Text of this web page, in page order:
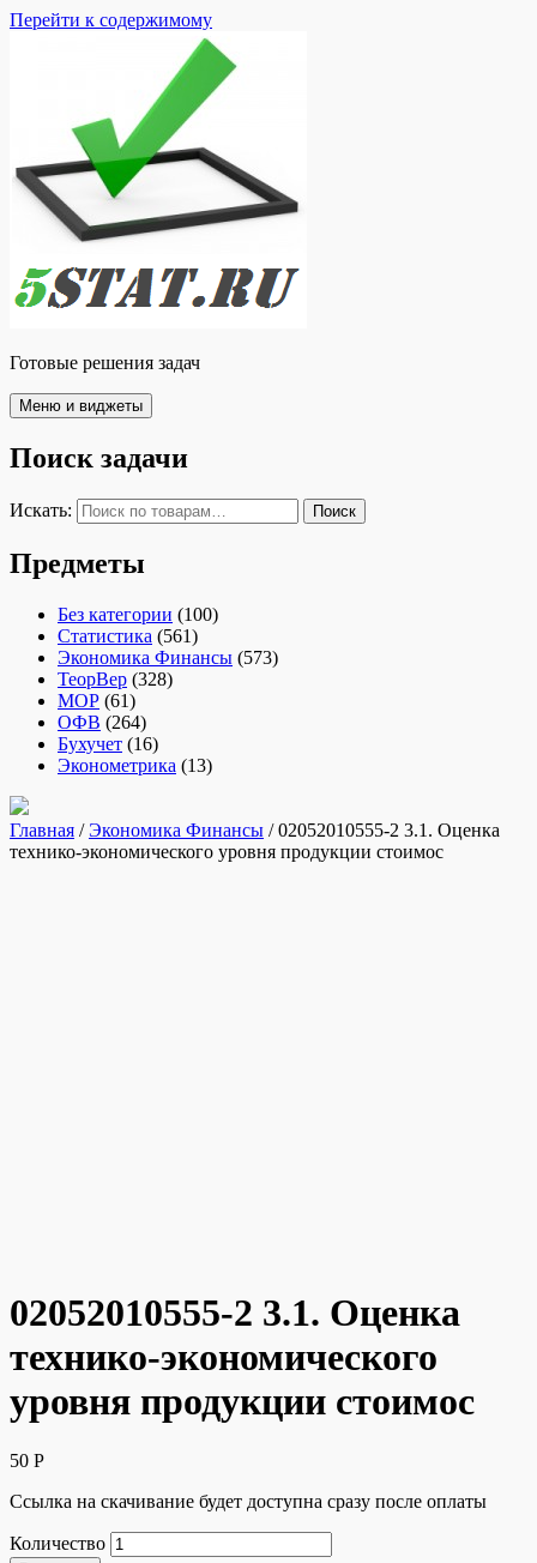
Перейти к содержимому
Готовые решения задач
Меню и виджеты
Поиск задачи
Искать: Поиск
Предметы
Без категории (100)
Статистика (561)
Экономика Финансы (573)
ТеорВер (328)
МОР (61)
ОФВ (264)
Бухучет (16)
Эконометрика (13)
Главная /Экономика Финансы / 02052010555-2 3.1. Оценка
технико-экономического уровня продукции стоимос
02052010555-2 3.1. Оценка
технико-экономического
уровня продукции стоимос
50 Р
Ссылка на скачивание будет доступна сразу после оплаты
Количество